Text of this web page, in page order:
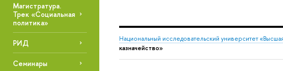
Магистратура.
Трек «Социальная
политика»
РИД
Семинары
Национальный исследовательский университет
казначейство»